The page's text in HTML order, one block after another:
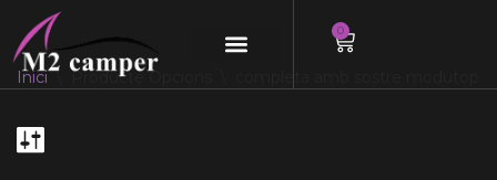
Saltar
al
0
Inici \ Producte Opcions